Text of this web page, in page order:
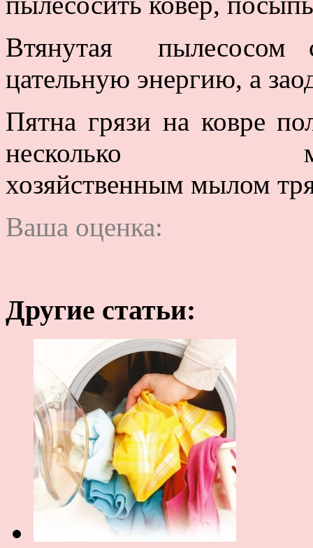
Втянутая пылесосом
цательную энергию, а
Пятна грязи на ковре
несколько
хозяйственным мылом
Ваша оценка:
Другие статьи: